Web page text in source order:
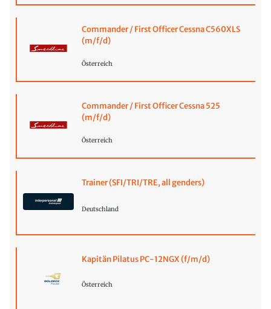
Commander / First Officer Cessna C560XLS
(m/f/d)
Österreich
Commander / First Officer Cessna 525
(m/f/d)
Österreich
Trainer (SFI/TRI/TRE, all genders)
Deutschland
Kapitän Pilatus PC-12NGX (f/m/d)
Österreich